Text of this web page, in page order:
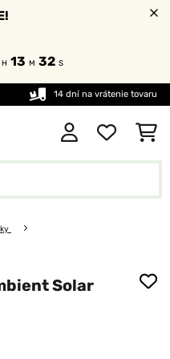
H 13 M 32 S
14 dní na vrátenie tovaru
Solar